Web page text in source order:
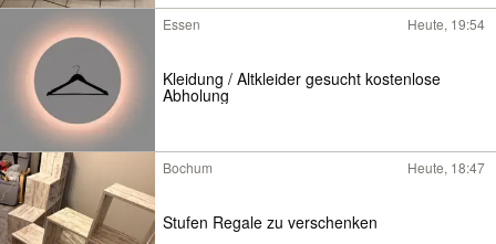
Essen Heute, 19:54
Kleidung / Altkleider gesucht kostenlose
Abholung
Bochum Heute, 18:47
Stufen Regale zu verschenken